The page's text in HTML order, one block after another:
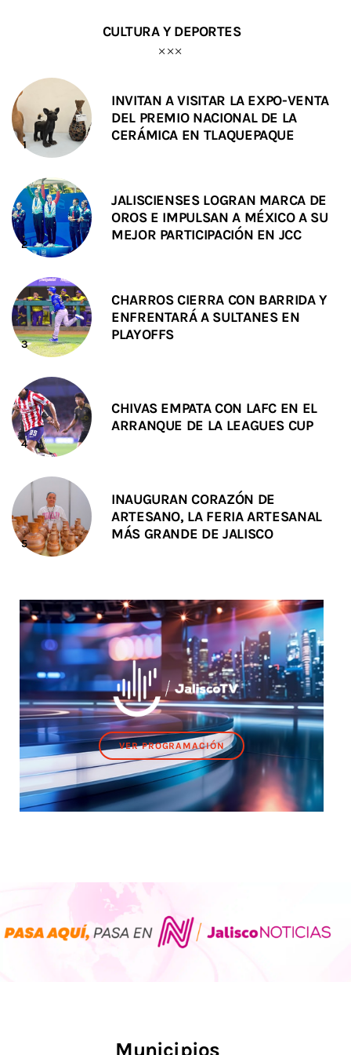
CULTURA Y DEPORTES
INVITAN A VISITAR LA EXPO-VENTA
DEL PREMIO NACIONAL DE LA
CERÁMICA EN TLAQUEPAQUE
JALISCIENSES LOGRAN MARCA DE
OROS E IMPULSAN A MÉXICO A SU
MEJOR PARTICIPACIÓN EN JCC
CHARROS CIERRA CON BARRIDA Y
ENFRENTARÁ A SULTANES EN
PLAYOFFS
CHIVAS EMPATA CON LAFC EN EL
ARRANQUE DE LA LEAGUES CUP
INAUGURAN CORAZÓN DE
ARTESANO, LA FERIA ARTESANAL
MÁS GRANDE DE JALISCO
VER PROGRAMACIÓN
Municipios